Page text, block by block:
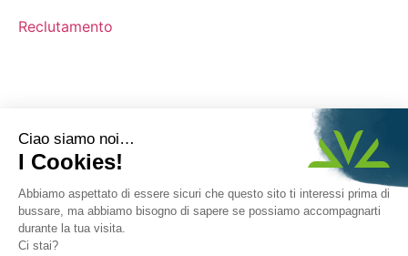
Reclutamento